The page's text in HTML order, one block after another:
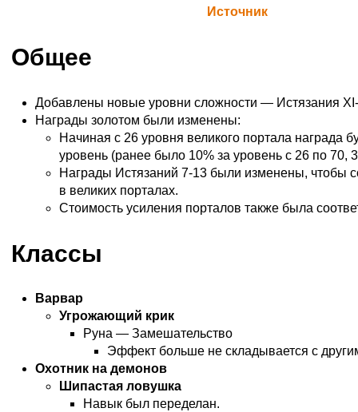
Источник
Общее
Добавлены новые уровни сложности — Истязания
Награды золотом были изменены:
Начиная с 26 уровня великого портала награда
уровень (ранее было 10% за уровень с 26 по 70,
Награды Истязаний 7-13 были изменены, чтобы
в великих порталах.
Стоимость усиления порталов также была
Классы
Варвар
Угрожающий крик
Руна — Замешательство
Эффект больше не складывается с
Охотник на демонов
Шипастая ловушка
Навык был переделан.